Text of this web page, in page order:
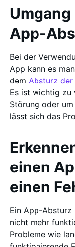
App-
Bei der
App kann es
dem Absturz der
Es ist wichtig zu
Störung oder
lässt sich das
einen
einen
Ein App-
nicht mehr
Probleme wie